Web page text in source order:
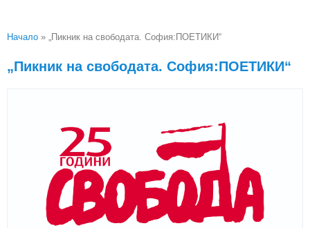
Начало » „Пикник на свободата. София:ПОЕТИКИ“
„Пикник на свободата. София:ПОЕТИКИ“